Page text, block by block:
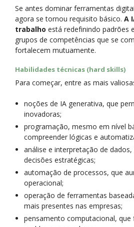
Se antes dominar ferramentas
agora se tornou requisito básico. A
trabalho está redefinindo padrões
grupos de competências que se
fortalecem mutuamente.
Habilidades técnicas (hard skills)
Para começar, entre as mais
noções de IA generativa, que
inovadoras;
programação, mesmo em nível
compreender lógicas e
análise e interpretação de dados,
decisões estratégicas;
automação de processos, que
operacional;
operação de ferramentas
mais presentes nas empresas;
pensamento computacional, que